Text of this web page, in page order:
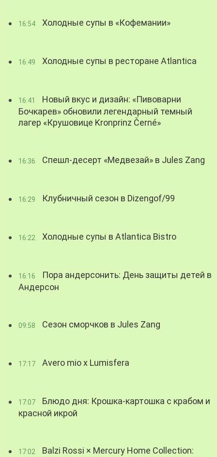
16:54 Холодные супы в «Кофемании»
16:49 Холодные супы в ресторане Atlantica
16:41
Новый вкус и дизайн: «Пивоварни
Бочкарев» обновили легендарный темный
лагер «Крушовице Kronprinz Černé»
16:36 Спешл-десерт «Медвезай» в Jules Zang
16:29 Клубничный сезон в Dizengof/99
16:22 Холодные супы в Atlantica Bistro
16:16
Пора андерсонить: День защиты детей в
Андерсон
09:58 Сезон сморчков в Jules Zang
17:17 Avero mio x Lumisfera
17:07
Блюдо дня: Крошка-картошка с крабом и
красной икрой
17:02
Balzi Rossi × Mercury Home Collection: